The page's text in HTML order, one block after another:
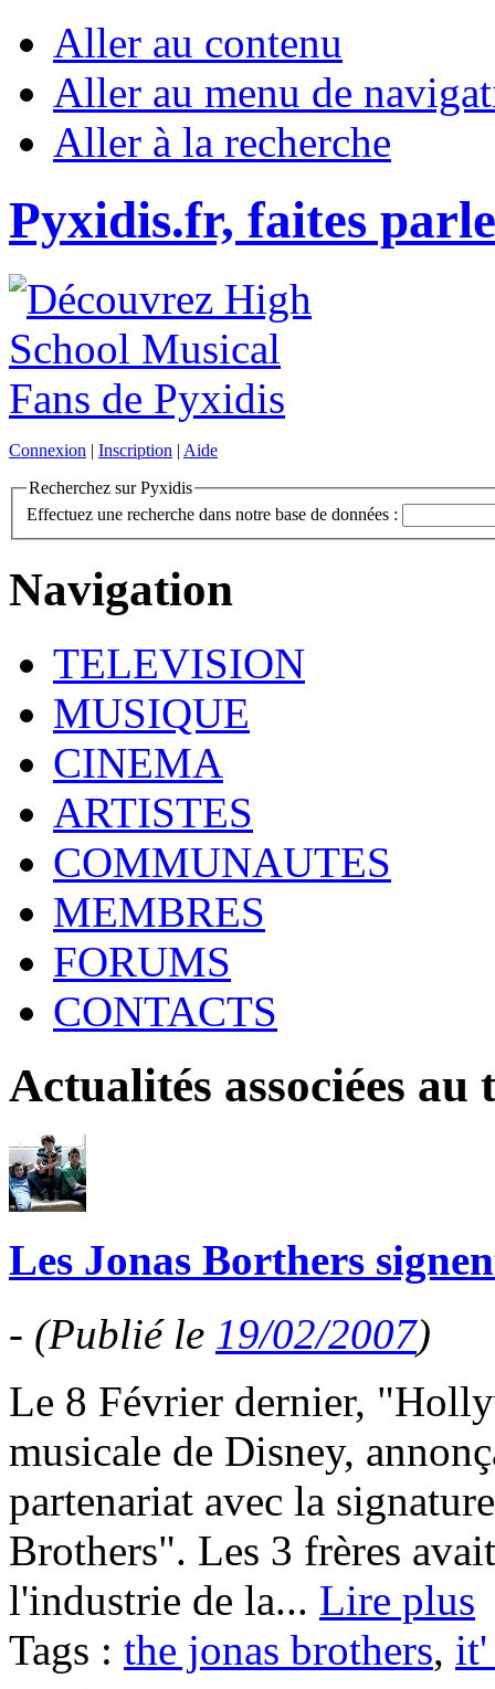
Aller au contenu
Aller au menu de
Aller à la recherche
Pyxidis.fr, faites
Connexion | Inscription | Aide
Recherchez sur Pyxidis
Effectuez une recherche dans notre base de données :
Navigation
TELEVISION
MUSIQUE
CINEMA
ARTISTES
COMMUNAUTES
MEMBRES
FORUMS
CONTACTS
Actualités associées au
Les Jonas Borthers
- (Publié le 19/02/2007)
Le 8 Février dernier,
musicale de Disney,
partenariat avec la
Brothers". Les 3 frères
l'industrie de la... Lire plus
Tags : the jonas brothers, it'